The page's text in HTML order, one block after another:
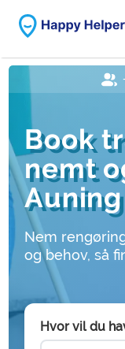
Book
nemt
Auning
Nem
og behov, så
Hvor vil du